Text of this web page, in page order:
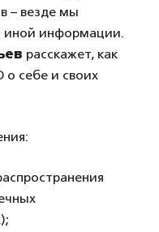
– везде мы
иной информации.
расскажет, как
о себе и своих